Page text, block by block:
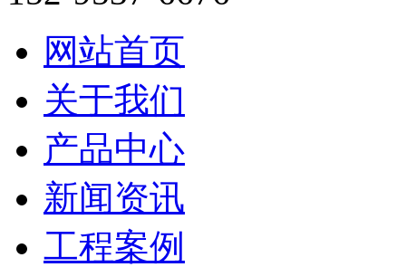
网站首页
关于我们
产品中心
新闻资讯
工程案例